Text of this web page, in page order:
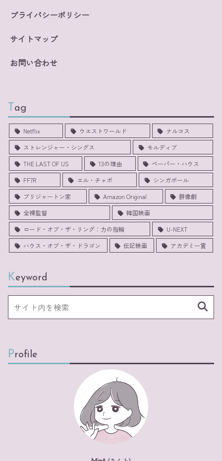
プライバシーポリシー
サイトマップ
お問い合わせ
Tag
Netflix ウエストワールド
ナルコス
ストレンジャー・シングス
モルディブ
THE LAST OF US
13の理由
ペーパー・ハウス
FF7R
エル・チャポ
シンガポール
ブリジャートン家
Amazon Original
群像劇
全裸監督
韓国映画
ロード・オブ・ザ・リング：力の指輪
U-NEXT
ハウス・オブ・ザ・ドラゴン
伝記映画 アカデミー賞
Keyword
Profile